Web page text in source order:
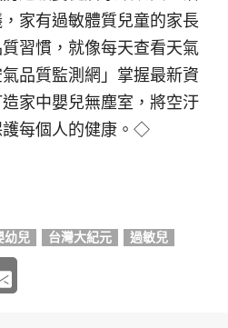
家有過敏體質兒童的家長
習慣，就像每天查看天氣
品質監測網」掌握最新資
家中嬰兒無塵室，將空汙
護每個人的健康。◇
幼兒 台灣大紀元 過敏兒